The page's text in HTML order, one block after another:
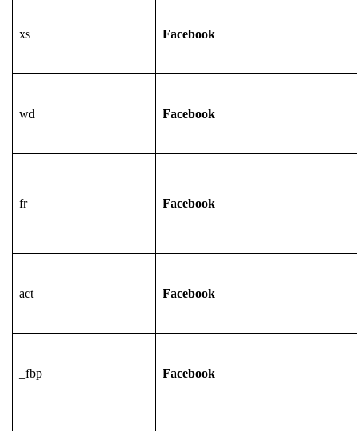
xs Facebook
wd Facebook
fr Facebook
act Facebook
_fbp Facebook